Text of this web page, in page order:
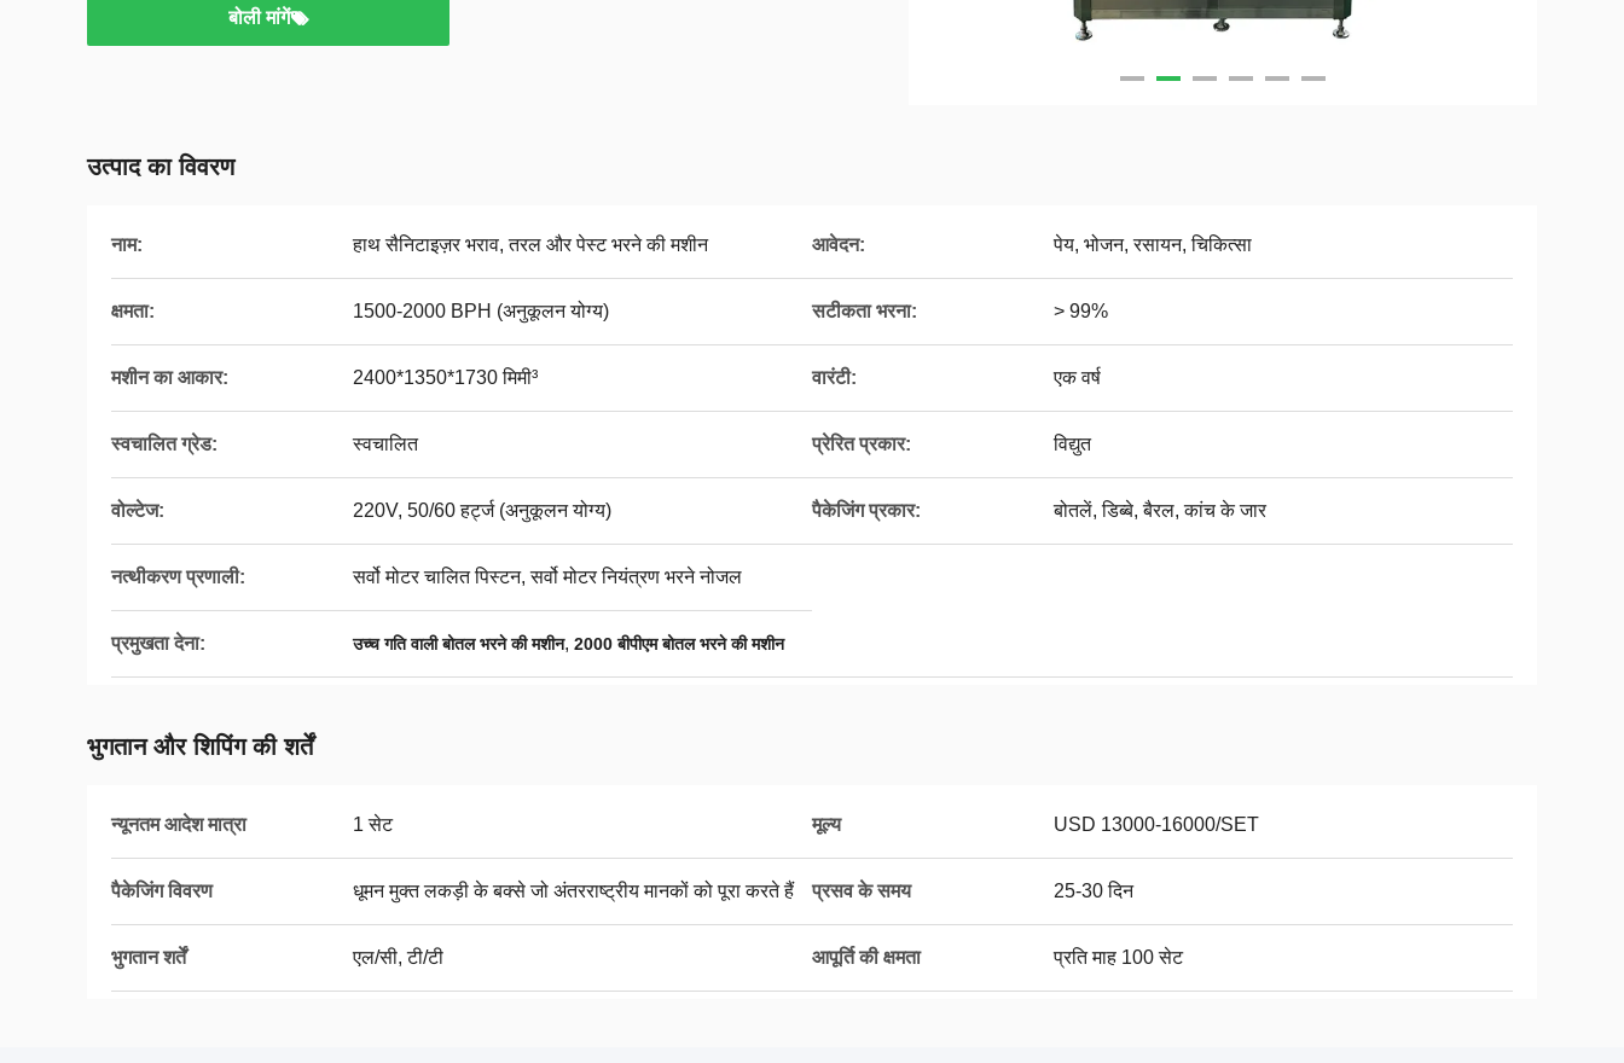
बोली मांगें
उत्पाद का विवरण
नाम: हाथ सैनिटाइज़र भराव, तरल और पेस्ट भरने की मशीन आवेदन: पेय, भोजन, रसायन, चिकित्सा
क्षमता: 1500-2000 BPH (अनुकूलन योग्य) सटीकता भरना: > 99%
मशीन का आकार: 2400*1350*1730 मिमी³ वारंटी: एक वर्ष
स्वचालित ग्रेड: स्वचालित प्रेरित प्रकार: विद्युत
वोल्टेज: 220V, 50/60 हर्ट्ज (अनुकूलन योग्य) पैकेजिंग प्रकार: बोतलें, डिब्बे, बैरल, कांच के जार
नत्थीकरण प्रणाली: सर्वो मोटर चालित पिस्टन, सर्वो मोटर नियंत्रण भरने नोजल
प्रमुखता देना: उच्च गति वाली बोतल भरने की मशीन, 2000 बीपीएम बोतल भरने की मशीन
भुगतान और शिपिंग की शर्तें
न्यूनतम आदेश मात्रा 1 सेट मूल्य USD 13000-16000/SET
पैकेजिंग विवरण धूमन मुक्त लकड़ी के बक्से जो अंतरराष्ट्रीय मानकों को पूरा करते हैं प्रसव के समय 25-30 दिन
भुगतान शर्तें एल/सी, टी/टी आपूर्ति की क्षमता प्रति माह 100 सेट